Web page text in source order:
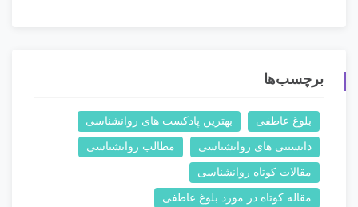
برچسب‌ها
بلوغ عاطفی بهترین پادکست های روانشناسی
دانستنی های روانشناسی مطالب روانشناسی
مقالات کوتاه روانشناسی
مقاله کوتاه در مورد بلوغ عاطفی